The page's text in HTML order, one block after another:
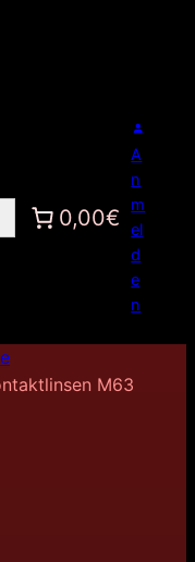
0,00€
A
n
m
el
d
e
n
M63